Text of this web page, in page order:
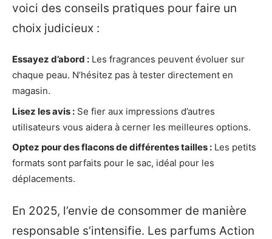
voici des conseils pratiques pour faire un
choix judicieux :
Essayez d’abord : Les fragrances peuvent évoluer sur
chaque peau. N’hésitez pas à tester directement en
magasin.
Lisez les avis : Se fier aux impressions d’autres
utilisateurs vous aidera à cerner les meilleures options.
Optez pour des flacons de différentes tailles : Les petits
formats sont parfaits pour le sac, idéal pour les
déplacements.
En 2025, l’envie de consommer de manière
responsable s’intensifie. Les parfums Action